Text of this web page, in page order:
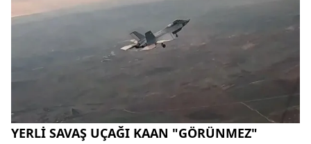
YERLİ SAVAŞ UÇAĞI KAAN "GÖRÜNMEZ"